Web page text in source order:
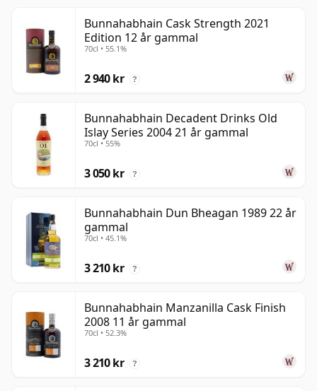
Bunnahabhain Cask Strength 2021
Edition 12 år gammal
70cl • 55.1%
2 940 kr ?
Bunnahabhain Decadent Drinks Old
Islay Series 2004 21 år gammal
70cl • 55%
3 050 kr ?
Bunnahabhain Dun Bheagan 1989 22 år
gammal
70cl • 45.1%
3 210 kr ?
Bunnahabhain Manzanilla Cask Finish
2008 11 år gammal
70cl • 52.3%
3 210 kr ?